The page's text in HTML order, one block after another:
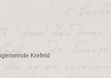
Krefeld